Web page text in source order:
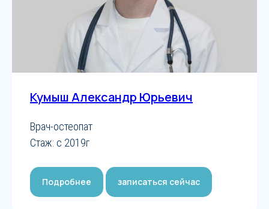
Кумыш Александр Юрьевич
Врач-остеопат
Стаж: с 2019г
Подробнее записаться сейчас